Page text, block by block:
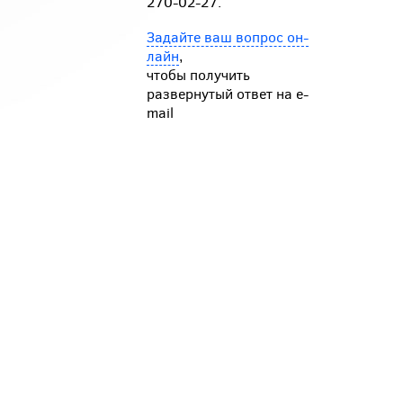
Задайте ваш вопрос он-
лайн,
чтобы получить
развернутый ответ на e-
mail